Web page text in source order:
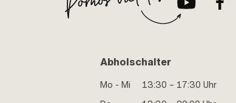
Abholschalter
Mo - Mi
13:30 – 17:30 Uhr